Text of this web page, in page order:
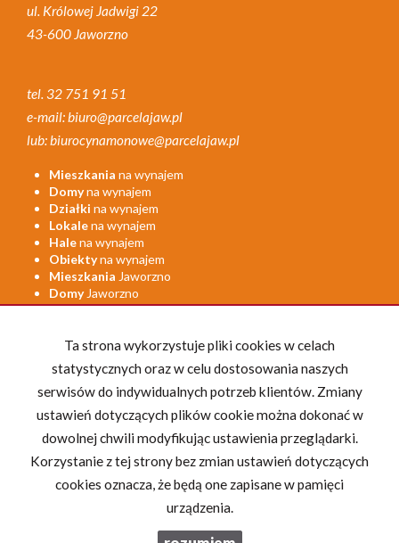
ul. Królowej Jadwigi 22
43-600 Jaworzno
tel. 32 751 91 51
e-mail: biuro@parcelajaw.pl
lub: biurocynamonowe@parcelajaw.pl
Mieszkania na wynajem
Domyna wynajem
Działki na wynajem
Lokalena wynajem
Halena wynajem
Obiektyna wynajem
Mieszkania Jaworzno
DomyJaworzno
Rynek pierwotnyJaworzno
Mieszkania
na sprzedaż
na sprzedaż
Działkina sprzedaż
Lokalena sprzedaż
Hale na sprzedaż
Obiektyna sprzedaż
Zarządzanienajmem
DeweloperJaworzno
Ta strona wykorzystuje pliki cookies w celach
statystycznych oraz w celu dostosowania naszych
serwisów do indywidualnych potrzeb klientów. Zmiany
ustawień dotyczących plików cookie można dokonać w
dowolnej chwili modyfikując ustawienia przeglądarki.
Korzystanie z tej strony bez zmian ustawień dotyczących
cookies oznacza, że będą one zapisane w pamięci
urządzenia.